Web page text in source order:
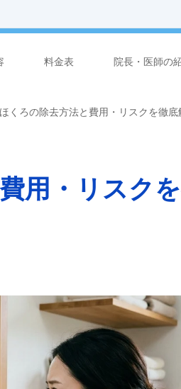
料金表 院長・医師の
くろの除去方法と費用・リスクを徹底
用・リスク